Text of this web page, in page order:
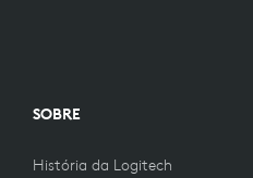
SOBRE
História da Logitech